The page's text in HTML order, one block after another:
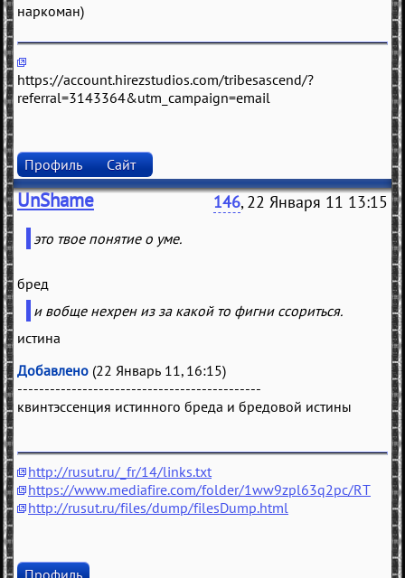
нaркомaн)
https://account.hirezstudios.com/tribesascend/?
referral=3143364&utm_campaign=email
Профиль Сайт
UnShame 146, 22 Января 11 13:15
это твое понятие о уме.
бред
и вобще нехрен из за какой то фигни ссориться.
истина
Добавлено (22 Январь 11, 16:15)
---------------------------------------------
квинтэссенция истинного бреда и бредовой истины
http://rusut.ru/_fr/14/links.txt
https://www.mediafire.com/folder/1ww9zpl63q2pc/RT
http://rusut.ru/files/dump/filesDump.html